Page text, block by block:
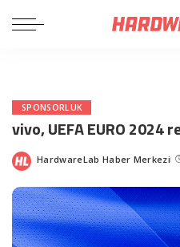
SPONSORLUK
vivo, UEFA EURO 2024
Posted
HardwareLab Haber Merkezi